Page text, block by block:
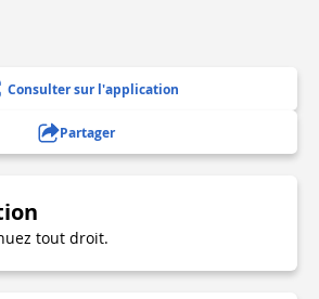
Consulter sur l'application
Partager
tout droit.